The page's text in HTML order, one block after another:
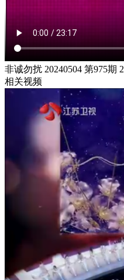
非诚勿扰 20240504 第975期 2
相关视频